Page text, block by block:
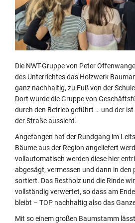
Die NWT-Gruppe von Peter
des Unterrichtes das Holzwerk
ganz nachhaltig, zu Fuß von der
Dort wurde die Gruppe von
durch den Betrieb geführt … und der ist
der Straße aussieht.
Angefangen hat der Rundgang im
Bäume aus der Region angeliefert
vollautomatisch werden diese hier
abgesägt, vermessen und dann in den
sortiert. Das Restholz und die Rinde
vollständig verwertet, so dass am
bleibt – TOP nachhaltig also das
Mit so einem großen Baumstamm